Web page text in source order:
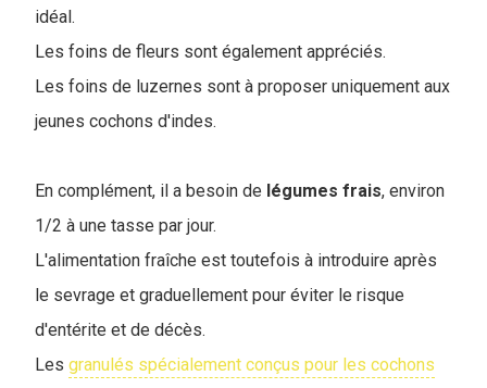
idéal.
Les foins de fleurs sont également appréciés.
Les foins de luzernes sont à proposer uniquement aux
jeunes cochons d'indes.
En complément, il a besoin de légumes frais, environ
1/2 à une tasse par jour.
L'alimentation fraîche est toutefois à introduire après
le sevrage et graduellement pour éviter le risque
d'entérite et de décès.
Les granulés spécialement conçus pour les cochons